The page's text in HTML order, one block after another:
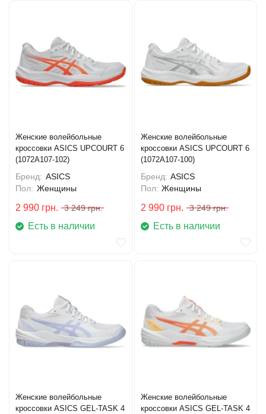
Женские волейбольные
кроссовки ASICS UPCOURT 6
(1072A107-102)
Бренд: ASICS
Пол: Женщины
2 990 грн. 3 249 грн.
Есть в наличии
Женские волейбольные
кроссовки ASICS UPCOURT 6
(1072A107-100)
Бренд: ASICS
Пол: Женщины
2 990 грн. 3 249 грн.
Есть в наличии
Женские волейбольные
кроссовки ASICS GEL-TASK 4
Женские волейбольные
кроссовки ASICS GEL-TASK 4